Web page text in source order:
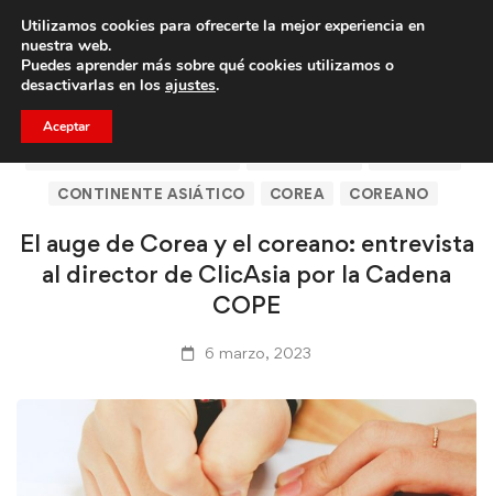
Trae a un amigo y llevaos un total de 75€ de descuento.
CONTINENTE ASIÁTICO
COREA COREANO
El auge de Corea y el coreano: entrevista
al director de ClicAsia por la Cadena
COPE
6 marzo, 2023
Utilizamos cookies para ofrecerte la mejor experiencia en
nuestra web.
Puedes aprender más sobre qué cookies utilizamos o
desactivarlas en los ajustes.
Aceptar